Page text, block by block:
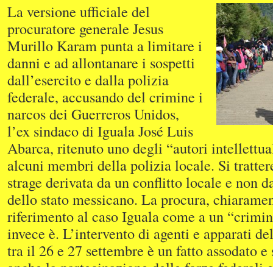
La versione ufficiale del
procuratore generale Jesus
Murillo Karam punta a limitare i
danni e ad allontanare i sospetti
dall’esercito e dalla polizia
federale, accusando del crimine i
narcos dei Guerreros Unidos,
l’ex sindaco di Iguala José Luis
Abarca, ritenuto uno degli “autori
alcuni membri della polizia locale. Si
strage derivata da un conflitto locale e non
dello stato messicano. La procura,
riferimento al caso Iguala come a un
invece è. L’intervento di agenti e apparati
tra il 26 e 27 settembre è un fatto assodato